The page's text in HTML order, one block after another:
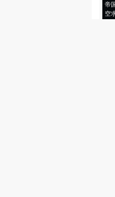
帝
空